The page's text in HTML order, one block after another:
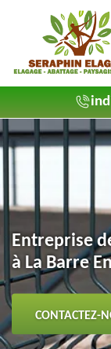
Entreprise
à La Barre
CONTACTEZ-